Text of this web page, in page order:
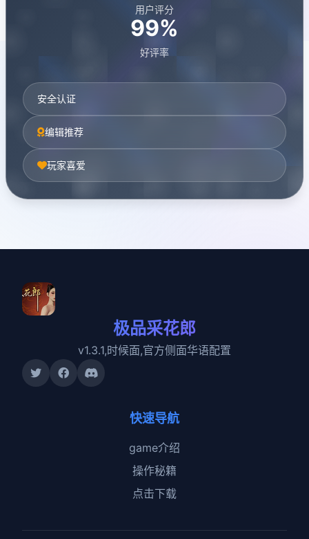
用户评分
99%
好评率
安全认证
编辑推荐
玩家喜爱
极品采花郎
v1.3.1,时候面,官方侧面华语配置
快速导航
game介绍
操作秘籍
点击下载